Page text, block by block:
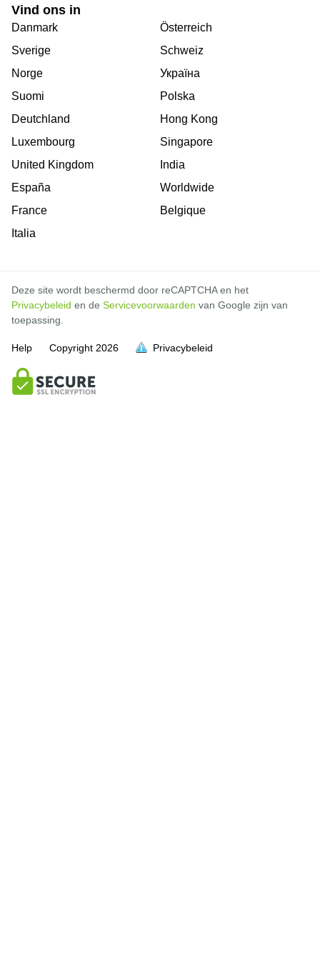
Vind ons in
Danmark
Sverige
Norge
Suomi
Deutchland
Luxembourg
United Kingdom
España
France
Italia
Österreich
Schweiz
Україна
Polska
Hong Kong
Singapore
India
Worldwide
Belgique
Deze site wordt beschermd door reCAPTCHA en het
Privacybeleid en de Servicevoorwaarden van Google zijn van
toepassing.
Help Copyright 2026 Privacybeleid